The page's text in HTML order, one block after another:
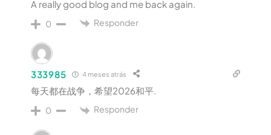
A really good blog and me back again.
0 Responder
333985 4 meses atrás
每天都在战争，希望2026和平.
0 Responder